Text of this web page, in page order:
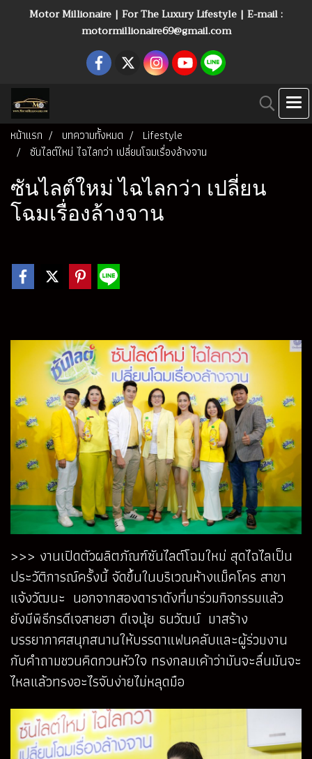
Motor Millionaire | For The Luxury Lifestyle | E-mail :
motormillionaire69@gmail.com
หน้าแรก บทความทั้งหมด
Lifestyle
ซันไลต์ใหม่ ไฉไลกว่า เปลี่ยนโฉมเรื่องล้างจาน
ซันไลต์ใหม่ ไฉไลกว่า เปลี่ยน
โฉมเรื่องล้างจาน
>>> งานเปิดตัวผลิตภัณฑ์ซันไลต์โฉมใหม่ สุดไฉไลเป็น
ประวัติการณ์ครั้งนี้ จัดขึ้นในบริเวณห้างแม็คโคร สาขา
แจ้งวัฒนะ นอกจากสองดาราดังที่มาร่วมกิจกรรมแล้ว
ยังมีพิธีกรดีเจสายฮา ดีเจนุ้ย ธนวัฒน์ มาสร้าง
บรรยากาศสนุกสนานให้บรรดาแฟนคลับและผู้ร่วมงาน
กับคำถามชวนคิดกวนหัวใจ ทรงกลมเค้าว่ามันจะลื่นมันจะ
ไหลแล้วทรงอะไรจับง่ายไม่หลุดมือ